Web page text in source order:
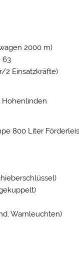
2000 m)
800 Liter
Warnleuchten)